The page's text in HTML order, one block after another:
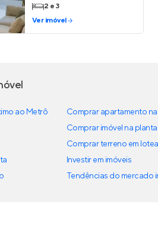
2 e 3
Ver imóvel
ao Metrô
Comprar apartamento
Comprar imóvel na planta
Comprar terreno em
Investir em imóveis
Tendências do mercado